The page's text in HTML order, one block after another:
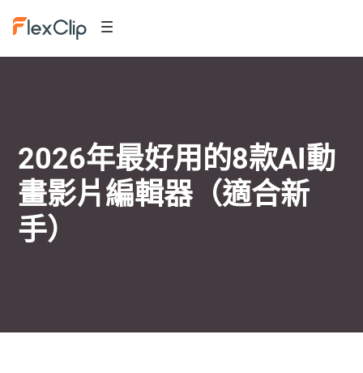
2026年最好用的8款AI動
畫影片編輯器（適合新
手）